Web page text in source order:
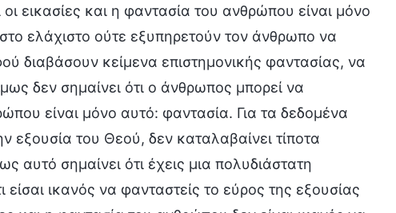
εικασίες και η φαντασία του ανθρώπου είναι μόνο
ελάχιστο ούτε εξυπηρετούν τον άνθρωπο να
διαβάσουν κείμενα επιστημονικής φαντασίας, να
δεν σημαίνει ότι ο άνθρωπος μπορεί να
είναι μόνο αυτό: φαντασία. Για τα δεδομένα
του Θεού, δεν καταλαβαίνει τίποτα
αυτό σημαίνει ότι έχεις μια πολυδιάστατη
ικανός να φανταστείς το εύρος της εξουσίας